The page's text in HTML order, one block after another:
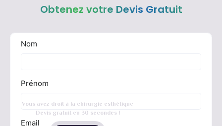
Vous avez droit à la chirurgie esthétique
Devis gratuit en 30 secondes !
Obtenez votre Devis Gratuit